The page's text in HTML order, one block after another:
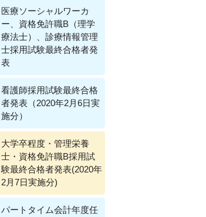
医療ソーシャルワーカ
ー、資格免許職B（理学
療法士）、診療情報管理
士採用試験最終合格者発
表
看護師採用試験最終合格
者発表（2020年2月6日実
施分）
大学卒程度・管理栄養
士・資格免許職B採用試
験最終合格者発表(2020年
2月7日実施分)
パートタイム会計年度任